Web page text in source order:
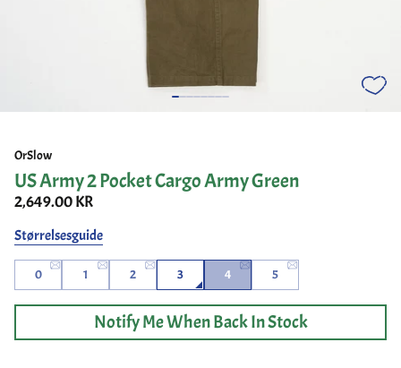
OrSlow
US Army 2 Pocket Cargo Army Green
2,649.00 KR
Størrelsesguide
0 1 2 3 4 5
Notify Me When Back In Stock